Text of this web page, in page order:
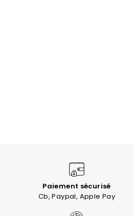
Paiement sécurisé
Cb, Paypal, Apple Pay